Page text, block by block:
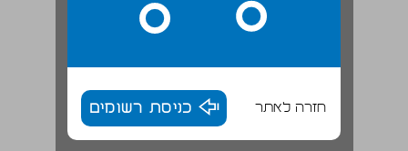
חזרה לאתר כניסת רשומים